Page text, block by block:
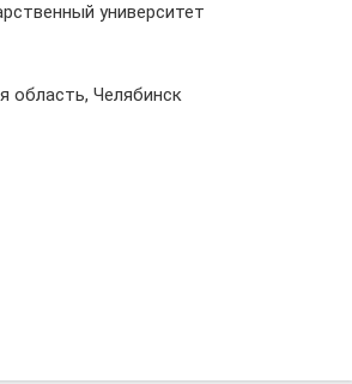
университет
область, Челябинск